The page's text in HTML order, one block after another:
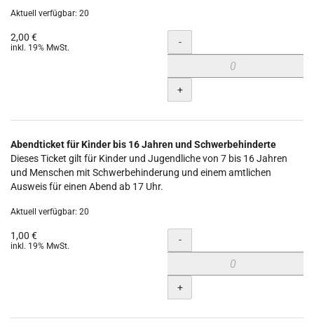
Aktuell verfügbar: 20
2,00 €
inkl. 19% MwSt. Menge
-
+
Abendticket für Kinder bis 16 Jahren und Schwerbehinderte
Dieses Ticket gilt für Kinder und Jugendliche von 7 bis 16 Jahren
und Menschen mit Schwerbehinderung und einem amtlichen
Ausweis für einen Abend ab 17 Uhr.
Aktuell verfügbar: 20
1,00 €
inkl. 19% MwSt. Menge
-
+